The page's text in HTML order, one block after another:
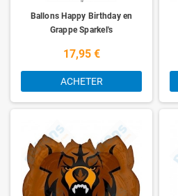
Ballons Happy Birthday en
Grappe Sparkel's
17,95 €
ACHETER